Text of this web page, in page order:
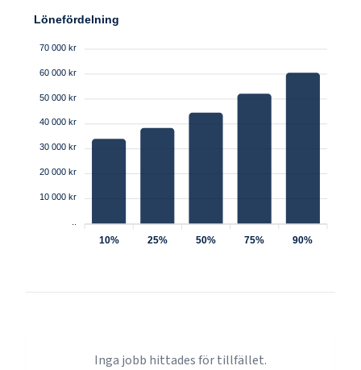
Lönefördelning
70 000 kr
60 000 kr
50 000 kr
40 000 kr
30 000 kr
20 000 kr
10 000 kr
10% 25% 50% 75% 90%
Inga jobb hittades för tillfället.